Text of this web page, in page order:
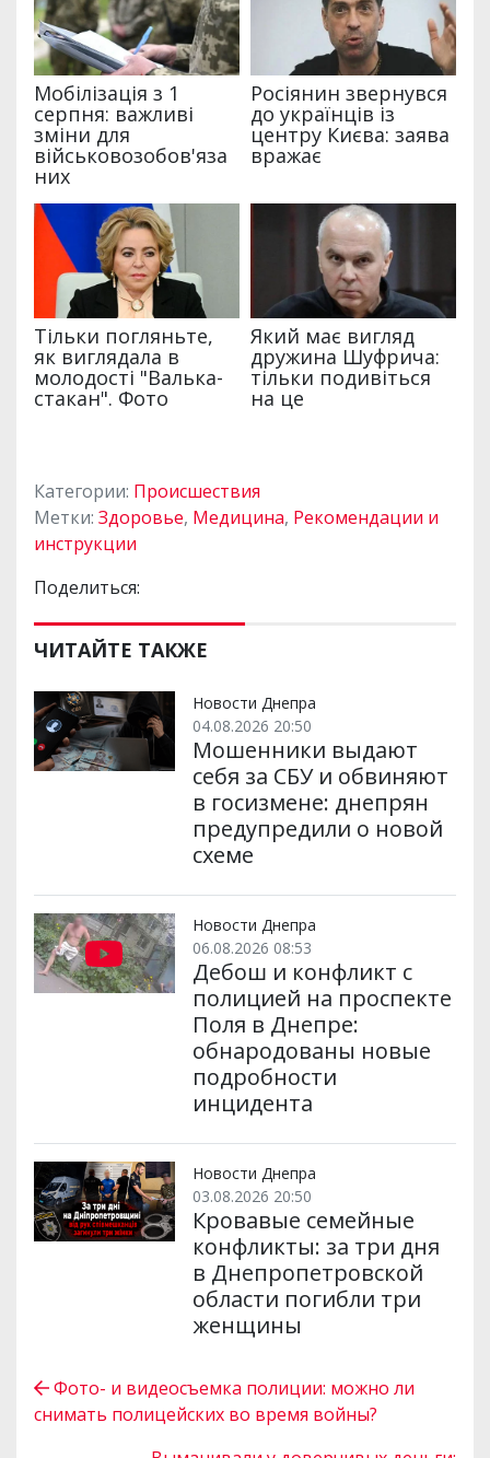
Категории: Происшествия
Метки: Здоровье, Медицина, Рекомендации и
инструкции
Поделиться:
ЧИТАЙТЕ ТАКЖЕ
Новости Днепра
04.08.2026 20:50
Мошенники выдают
себя за СБУ и обвиняют
в госизмене: днепрян
предупредили о новой
схеме
Новости Днепра
06.08.2026 08:53
Дебош и конфликт с
полицией на проспекте
Поля в Днепре:
обнародованы новые
подробности
инцидента
Новости Днепра
03.08.2026 20:50
Кровавые семейные
конфликты: за три дня
в Днепропетровской
области погибли три
женщины
Фото- и видеосъемка полиции: можно ли
снимать полицейских во время войны?